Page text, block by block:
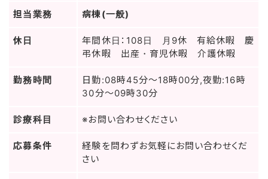
担当業務 病棟(一般)
休日
年間休日：108日 月9休 有給休暇 慶
弔休暇 出産・育児休暇 介護休暇
勤務時間
日勤:08時45分～18時00分,夜勤:16時
30分～09時30分
診療科目 ※お問い合わせください
応募条件
経験を問わずお気軽にお問い合わせくだ
さい